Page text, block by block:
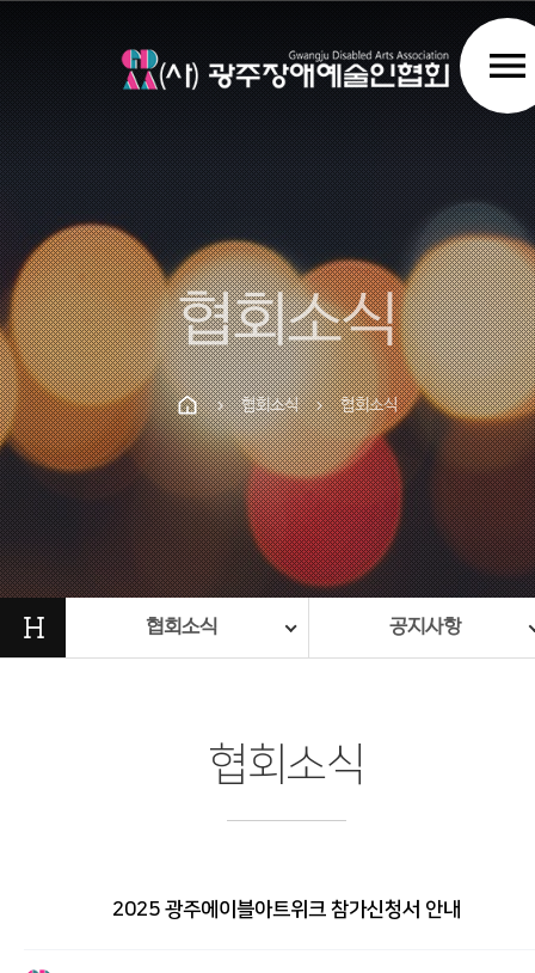
menu
협회소식
chevron_right 협회소식 chevron_right 협회소식
H 협회소식 공지사항
협회소식
2025 광주에이블아트위크 참가신청서 안내